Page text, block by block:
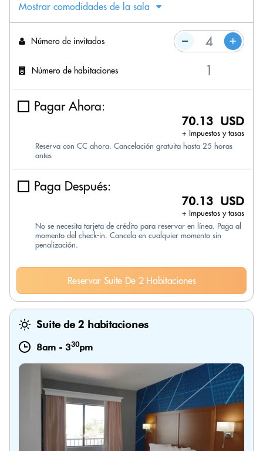
Mostrar comodidades de la sala
Número de invitados
Número de habitaciones
Pagar Ahora:
70.13 USD
+ Impuestos y tasas
Reserva con CC ahora. Cancelación gratuita hasta 25 horas
antes
Paga Después:
70.13 USD
+ Impuestos y tasas
No se necesita tarjeta de crédito para reservar en línea. Paga al
momento del check-in. Cancela en cualquier momento sin
penalización.
Reservar Suite De 2 Habitaciones
Suite de 2 habitaciones
8am - 330pm